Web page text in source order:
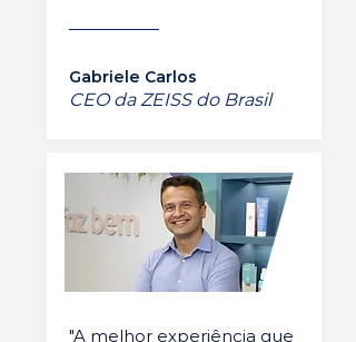
Gabriele Carlos
CEO da ZEISS do Brasil
"A melhor experiência que